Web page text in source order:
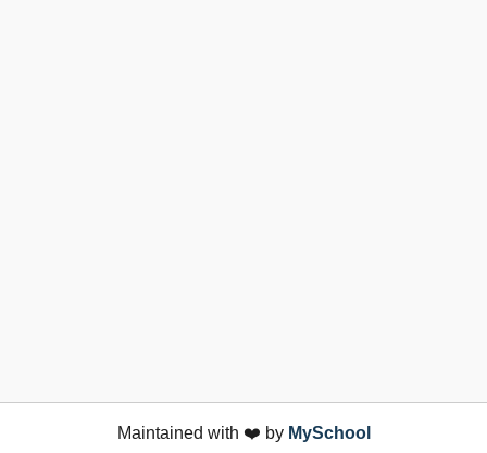
Maintained with ❤️ by MySchool